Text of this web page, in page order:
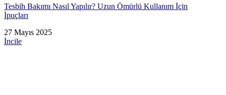
Tesbih Bakımı Nasıl Yapılır? Uzun Ömürlü Kullanım İçin
İpuçları
27 Mayıs 2025
İncile